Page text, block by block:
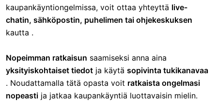
kaupankäyntiongelmissa, voit ottaa yhteyttä live-
chatin, sähköpostin, puhelimen tai ohjekeskuksen
kautta .
Nopeimman ratkaisun saamiseksi anna aina
yksityiskohtaiset tiedot ja käytä sopivinta tukikanavaa
. Noudattamalla tätä opasta voit ratkaista ongelmasi
nopeasti ja jatkaa kaupankäyntiä luottavaisin mielin.